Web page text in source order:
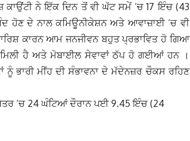
ਕਾਉਂਟੀ ਨੇ ਇੱਕ ਦਿਨ ਤੋਂ ਵੀ ਘੱਟ ਸਮੇਂ ‘ਚ 17 ਇੰਚ (43
ਬੰਦ ਹੋਣ ਦੇ ਨਾਲ ਕਮਿਊਨੀਕੇਸ਼ਨ ਅਤੇ ਆਵਾਜ਼ਾਈ ‘ਚ ਵੀ
ਕਾਰਨ ਆਮ ਜਨਜੀਵਨ ਬਹੁਤ ਪ੍ਰਭਾਵਿਤ ਹੋ ਗਿਆ
ਮਿਲੀ ਹੈ ਅਤੇ ਮੋਬਾਈਲ ਸੇਵਾਵਾਂ ਠੱਪ ਹੋ ਗਈਆਂ ਹਨ ।
ਭਾਰੀ ਮੀਂਹ ਦੀ ਸੰਭਾਵਨਾ ਦੇ ਮੱਦੇਨਜ਼ਰ ਚੌਕਸ ਰਹਿਣ
‘ਚ 24 ਘੰਟਿਆਂ ਦੌਰਾਨ ਪਈ 9.45 ਇੰਚ (24